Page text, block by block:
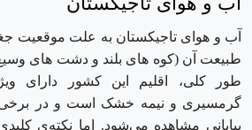
آب و هوای تاجیکستان به علت موقعیت
طبیعت آن (کوه های بلند و دشت های
‌طور کلی، اقلیم این کشور دارای
گرمسیری و نیمه ‌خشک است و در برخی
بیابانی مشاهده می‌شود. اما نکته‌ی